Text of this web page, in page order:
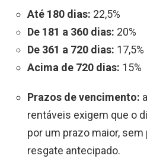
Até 180 dias: 22,5%
De 181 a 360 dias: 20%
De 361 a 720 dias: 17,5%
Acima de 720 dias: 15%
Prazos de vencimento:
rentáveis exigem que o
por um prazo maior,
resgate antecipado.